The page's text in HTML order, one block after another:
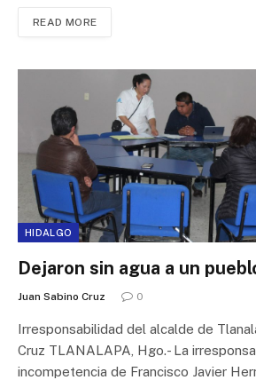
READ MORE
HIDALGO
Dejaron sin agua a un
Juan Sabino Cruz 0
Irresponsabilidad del alcalde de
Cruz TLANALAPA, Hgo.- La
incompetencia de Francisco Javier